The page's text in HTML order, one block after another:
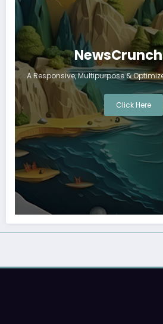
A Responsive, Multipurpose &
Click Here